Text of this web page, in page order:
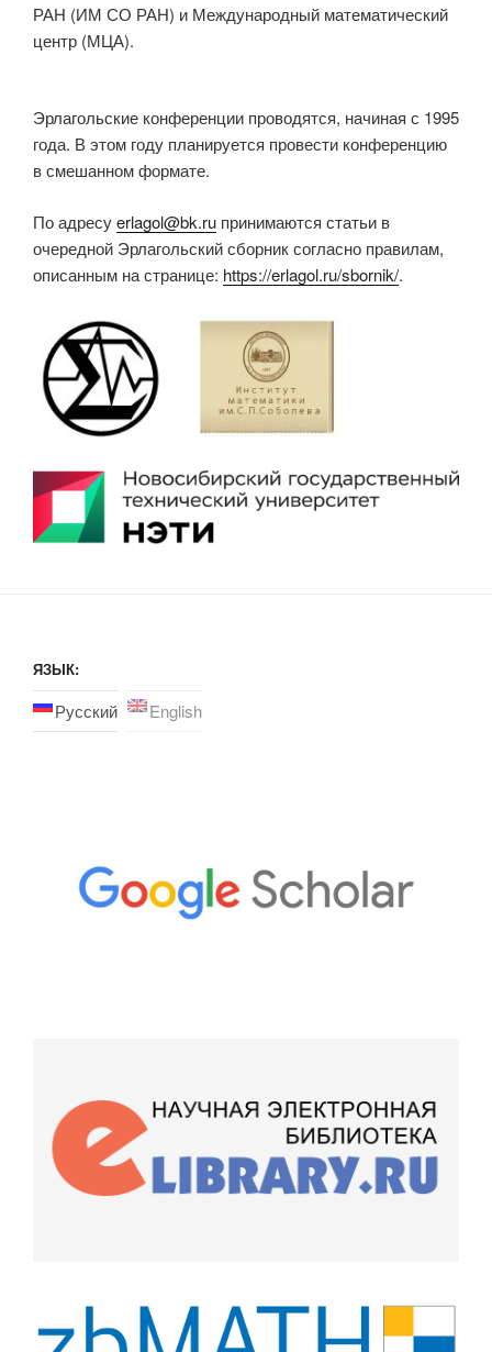
РАН (ИМ СО РАН) и Международный математический
центр (МЦА).
Эрлагольские конференции проводятся, начиная с 1995
года. В этом году планируется провести конференцию
в смешанном формате.
По адресуerlagol@bk.ru принимаются статьи в
очередной Эрлагольский сборник согласно правилам,
описанным на странице: https://erlagol.ru/sbornik/.
ЯЗЫК:
Русский English